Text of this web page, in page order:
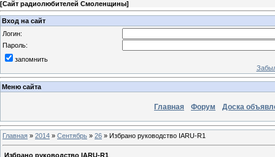
[Сайт радиолюбителей Смоленщины]
Вход на сайт
Логин:
Пароль:
запомнить
Меню сайта
Главная Форум Доска
Главная » 2014 » Сентябрь » 26 » Избрано руководство IARU-R1
Избрано руководство IARU-R1